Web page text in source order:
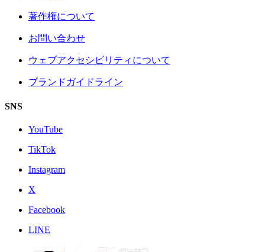
著作権について
お問い合わせ
ウェブアクセシビリティについて
ブランドガイドライン
SNS
YouTube
TikTok
Instagram
X
Facebook
LINE